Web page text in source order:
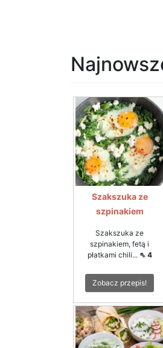
Szakszuka ze
szpinakiem
Szakszuka ze
szpinakiem, fetą i
płatkami chili... ⇖ 4
Zobacz przepis!